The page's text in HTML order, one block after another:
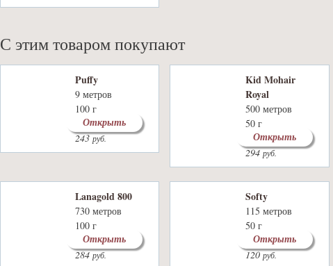
С этим товаром покупают
Puffy
9 метров
100 г
62 цвета
243руб.
Открыть
Kid Mohair
Royal
500 метров
50 г
8 цветов
294руб.
Открыть
Lanagold 800
730 метров
100 г
42 цвета
284руб.
Открыть
Softy
115 метров
50 г
30 цветов
120руб.
Открыть